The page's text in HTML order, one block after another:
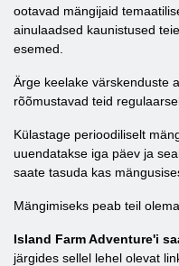
ootavad mängijaid
ainulaadsed kaunistused
esemed.
Ärge keelake värskenduste
rõõmustavad teid
Külastage perioodiliselt
uuendatakse iga päev ja
saate tasuda kas
Mängimiseks peab teil
Island Farm Adventure'i
järgides sellel lehel olevat